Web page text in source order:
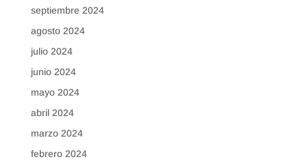
septiembre 2024
agosto 2024
julio 2024
junio 2024
mayo 2024
abril 2024
marzo 2024
febrero 2024